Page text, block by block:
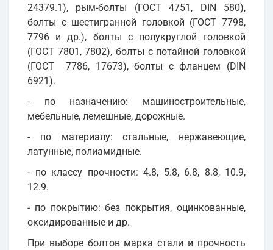
24379.1), рым-болты (ГОСТ 4751, DIN 580),
болты с шестигранной головкой (ГОСТ 7798,
7796 и др.), болты с полукруглой головкой
(ГОСТ 7801, 7802), болты с потайной головкой
(ГОСТ 7786, 17673), болты с фланцем (DIN
6921).
- по назначению: машиностроительные,
мебельные, лемешные, дорожные.
- по материалу: стальные, нержавеющие,
латунные, полиамидные.
- по классу прочности: 4.8, 5.8, 6.8, 8.8, 10.9,
12.9.
- по покрытию: без покрытия, оцинкованные,
оксидированные и др.
При выборе болтов марка стали и прочность